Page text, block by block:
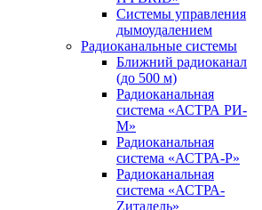
Системы управления
дымоудалением
Радиоканальные системы
Ближний радиоканал
(до 500 м)
Радиоканальная
система «АСТРА РИ-
М»
Радиоканальная
система «АСТРА-Р»
Радиоканальная
система «АСТРА-
Zитадель»